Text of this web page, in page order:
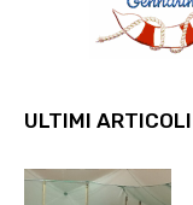
ULTIMI ARTICOLI